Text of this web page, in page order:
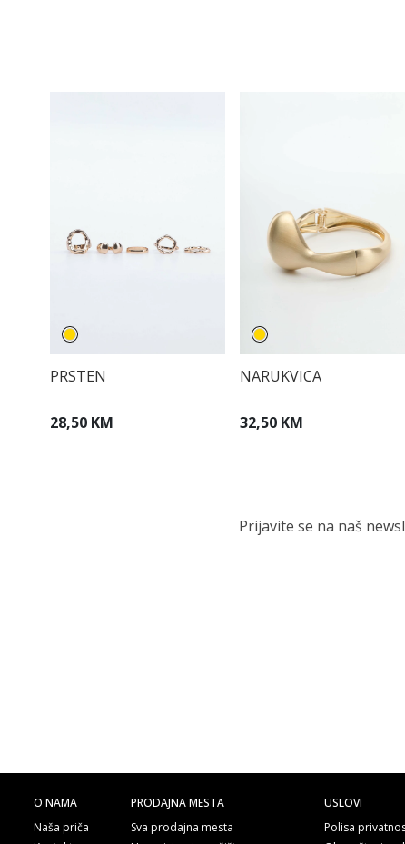
PRSTEN
28,50 KM
NARUKVICA
32,50 KM
Prijavite se na naš
O NAMA
Naša priča
PRODAJNA MESTA
Sva prodajna mesta
USLOVI
Polisa